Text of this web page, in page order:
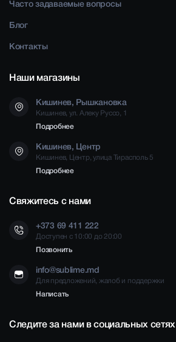
Часто задаваемые вопросы
Блог
Контакты
Наши магазины
Кишинев, Рышкановка
Кишинев, ул. Алеку Руссо, 1
Подробнее
Кишинев, Центр
Кишинев, Центр, улица Тирасполь 5
Подробнее
Свяжитесь с нами
+373 69 411 222
Доступен с 10:00 до 20:00
Позвонить
info@sublime.md
Для предложений, жалоб и поддержки
Написать
Следите за нами в социальных сетях